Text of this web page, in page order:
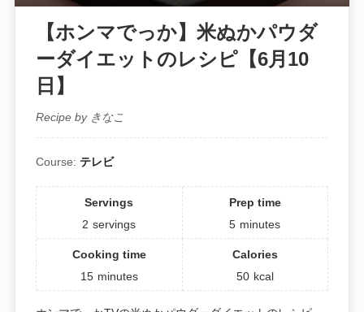
【ホンマでっか】米ぬかパウダ
ーダイエットのレシピ【6月10
日】
Recipe by きなこ
Course: テレビ
Servings
2 servings
Prep time
5 minutes
Cooking time
15 minutes
Calories
50 kcal